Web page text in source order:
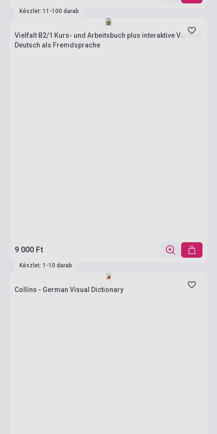
Készlet: 11-100 darab
Vielfalt B2/1 Kurs- und Arbeitsbuch plus interaktive Version
Deutsch als Fremdsprache
9 000 Ft
Készlet: 1-10 darab
Collins - German Visual Dictionary